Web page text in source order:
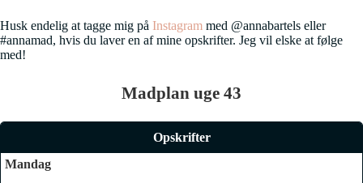
Husk endelig at tagge mig på Instagram med @annabartels eller
#annamad, hvis du laver en af mine opskrifter. Jeg vil elske at følge
med!
Madplan uge 43
Opskrifter
Mandag